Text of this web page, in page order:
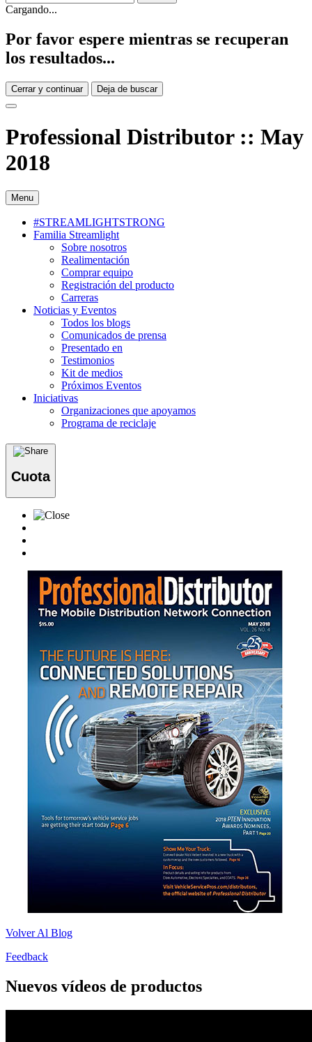
Cargando...
Por favor espere mientras se recuperan
los resultados...
Cerrar y continuar Deja de buscar
Professional Distributor :: May
2018
Menu
#STREAMLIGHTSTRONG
Familia Streamlight
Sobre nosotros
Realimentación
Comprar equipo
Registración del producto
Carreras
Noticias y Eventos
Todos los blogs
Comunicados de prensa
Presentado en
Testimonios
Kit de medios
Próximos Eventos
Iniciativas
Organizaciones que apoyamos
Programa de reciclaje
Cuota
Volver Al Blog
Feedback
Nuevos vídeos de productos